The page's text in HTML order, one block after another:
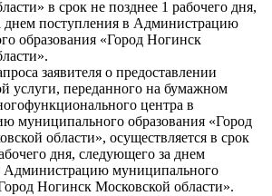
в срок не позднее 1 рабочего дня,
днем поступления в Администрацию
образования «Город Ногинск
заявителя о предоставлении
услуги, переданного на бумажном
центра в
муниципального образования «Город
области», осуществляется в срок
дня, следующего за днем
Администрацию муниципального
Ногинск Московской области».